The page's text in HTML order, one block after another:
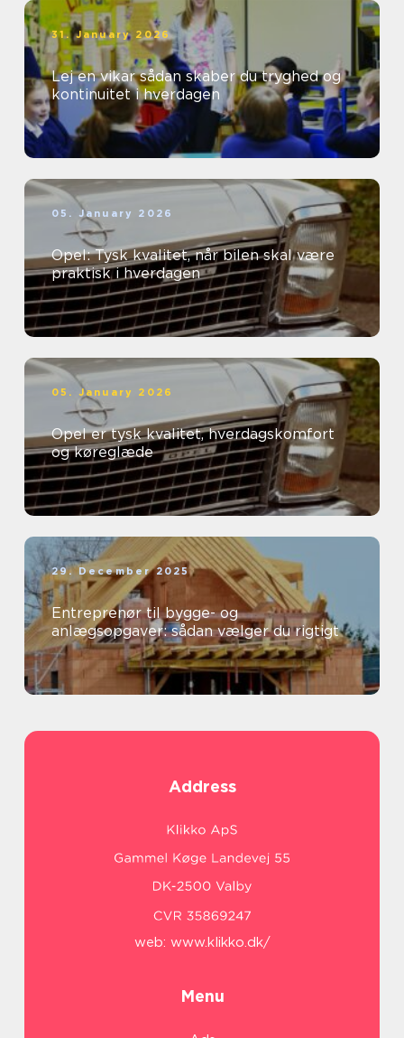
31. January 2026
Lej en vikar sådan skaber du tryghed og
kontinuitet i hverdagen
05. January 2026
Opel: Tysk kvalitet, når bilen skal være
praktisk i hverdagen
05. January 2026
Opel er tysk kvalitet, hverdagskomfort
og køreglæde
29. December 2025
Entreprenør til bygge- og
anlægsopgaver: sådan vælger du rigtigt
Address
web: www.klikko.dk/
Menu